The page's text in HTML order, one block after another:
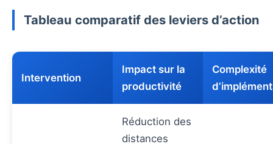
Tableau comparatif des leviers d’action
Intervention
Impact sur la
productivité
Complexité
Réduction des
distances